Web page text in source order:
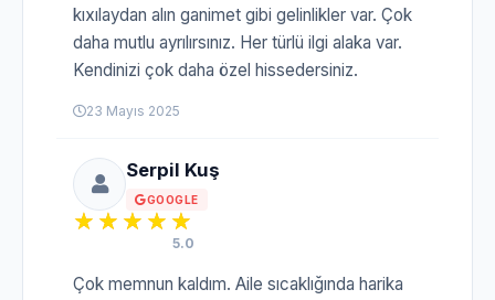
kıxılaydan alın ganimet gibi gelinlikler var. Çok
daha mutlu ayrılırsınız. Her türlü ilgi alaka var.
Kendinizi çok daha özel hissedersiniz.
23 Mayıs 2025
Serpil Kuş
GOOGLE
5.0
Çok memnun kaldım. Aile sıcaklığında harika